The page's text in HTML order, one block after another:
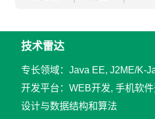
技术雷达
专长领域：Java EE, J2ME/K-
开发平台：WEB开发, 手机软
设计与数据结构和算法